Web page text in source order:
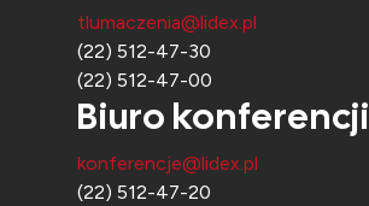
tlumaczenia@lidex.pl
(22) 512-47-30
(22) 512-47-00
Biuro konferencji
konferencje@lidex.pl
(22) 512-47-20